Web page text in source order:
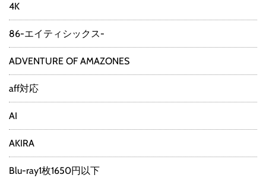
4K
86-エイティシックス-
ADVENTURE OF AMAZONES
aff対応
AI
AKIRA
Blu-ray1枚1650円以下